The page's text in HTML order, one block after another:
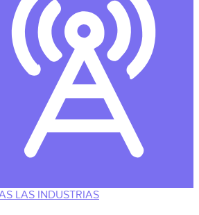
LAS INDUSTRIAS